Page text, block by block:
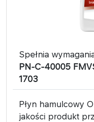
Spełnia
PN-C-40005
1703
Płyn hamulcowy
jakości produkt